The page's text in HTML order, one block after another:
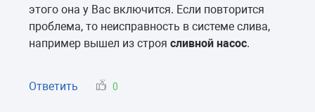
этого она у Вас включится. Если повторится
проблема, то неисправность в системе слива,
например вышел из строя сливной насос.
Ответить 0